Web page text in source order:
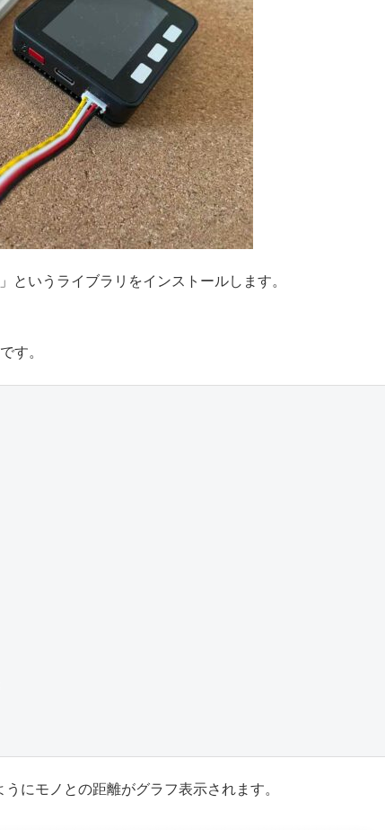
というライブラリをインストールします。
す。
にモノとの距離がグラフ表示されます。